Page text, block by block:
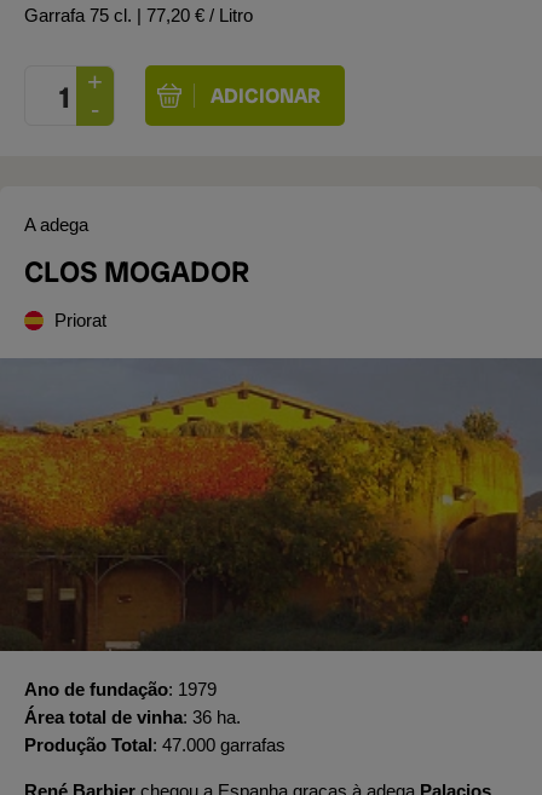
Garrafa 75 cl. | 77,20 € / Litro
A adega
CLOS MOGADOR
Priorat
Ano de fundação 1979
Área total de vinha 36 ha.
Produção Total 47.000 garrafas
René Barbier chegou a Espanha graças à adega Palacios